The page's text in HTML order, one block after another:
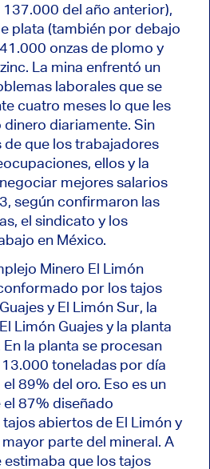
del año anterior),
plata (también por debajo
onzas de plomo y
La mina enfrentó un
laborales que se
cuatro meses lo que les
diariamente. Sin
que los trabajadores
ellos y la
mejores salarios
según confirmaron las
el sindicato y los
en México.
Minero El Limón
por los tajos
y El Limón Sur, la
Limón Guajes y la planta
la planta se procesan
toneladas por día
89% del oro. Eso es un
87% diseñado
abiertos de El Limón y
parte del mineral. A
estimaba que los tajos